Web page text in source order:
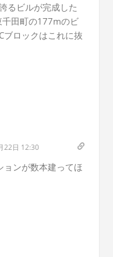
るビルが完成した
千田町の177mのビ
ブロックはこれに抜
22日 12:30
ンが数本建ってほ